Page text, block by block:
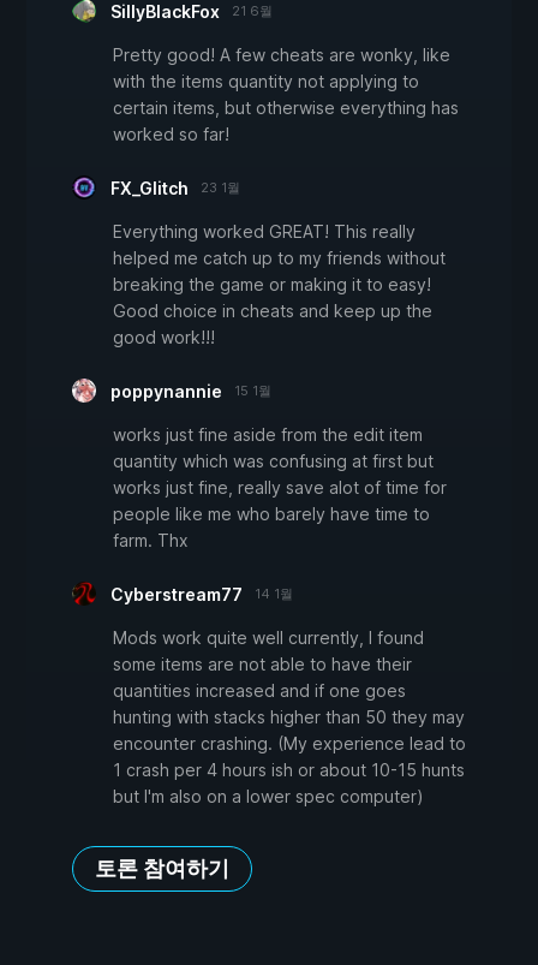
SillyBlackFox 21 6월
Pretty good! A few cheats are wonky, like
with the items quantity not applying to
certain items, but otherwise everything has
worked so far!
FX_Glitch 23 1월
Everything worked GREAT! This really
helped me catch up to my friends without
breaking the game or making it to easy!
Good choice in cheats and keep up the
good work!!!
poppynannie 15 1월
works just fine aside from the edit item
quantity which was confusing at first but
works just fine, really save alot of time for
people like me who barely have time to
farm. Thx
Cyberstream77 14 1월
Mods work quite well currently, I found
some items are not able to have their
quantities increased and if one goes
hunting with stacks higher than 50 they may
encounter crashing. (My experience lead to
1 crash per 4 hours ish or about 10-15 hunts
but I'm also on a lower spec computer)
토론 참여하기